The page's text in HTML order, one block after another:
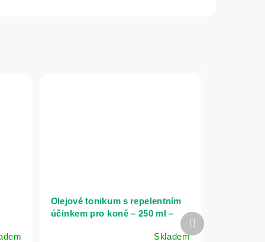
Olejové tonikum s repelentním
účinkem pro koně – 250 ml –
Skladem
Další
produkt